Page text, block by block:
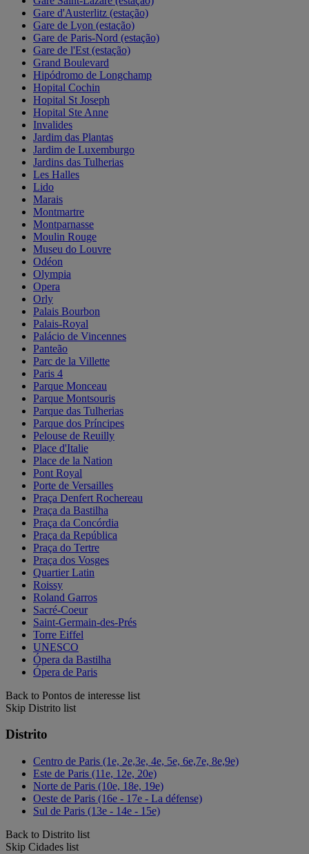
Gare d'Austerlitz (estação)
Gare de Lyon (estação)
Gare de Paris-Nord (estação)
Gare de l'Est (estação)
Grand Boulevard
Hipódromo de Longchamp
Hopital Cochin
Hopital St Joseph
Hopital Ste Anne
Invalides
Jardim das Plantas
Jardim de Luxemburgo
Jardins das Tulherias
Les Halles
Lido
Marais
Montmartre
Montparnasse
Moulin Rouge
Museu do Louvre
Odéon
Olympia
Opera
Orly
Palais Bourbon
Palais-Royal
Palácio de Vincennes
Panteão
Parc de la Villette
Paris 4
Parque Monceau
Parque Montsouris
Parque das Tulherias
Parque dos Príncipes
Pelouse de Reuilly
Place d'Italie
Place de la Nation
Pont Royal
Porte de Versailles
Praça Denfert Rochereau
Praça da Bastilha
Praça da Concórdia
Praça da República
Praça do Tertre
Praça dos Vosges
Quartier Latin
Roissy
Roland Garros
Sacré-Coeur
Saint-Germain-des-Prés
Torre Eiffel
UNESCO
Ópera da Bastilha
Ópera de Paris
Back to Pontos de interesse list
Skip Distrito list
Distrito
Centro de Paris (1e, 2e,3e, 4e, 5e, 6e,7e, 8e,9e)
Este de Paris (11e, 12e, 20e)
Norte de Paris (10e, 18e, 19e)
Oeste de Paris (16e - 17e - La défense)
Sul de Paris (13e - 14e - 15e)
Back to Distrito list
Skip Cidades list